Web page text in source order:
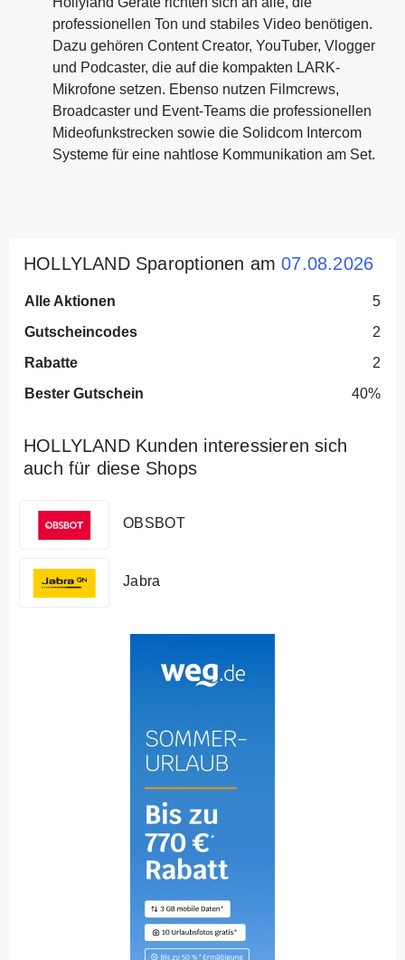
professionellen Ton und stabiles Video benötigen.
Dazu gehören Content Creator, YouTuber, Vlogger
und Podcaster, die auf die kompakten LARK-
Mikrofone setzen. Ebenso nutzen Filmcrews,
Broadcaster und Event-Teams die professionellen
Mideofunkstrecken sowie die Solidcom Intercom
Systeme für eine nahtlose Kommunikation am Set.
HOLLYLAND Sparoptionen am07.08.2026
Alle Aktionen
5
Gutscheincodes
2
Rabatte
2
Bester Gutschein
40%
HOLLYLAND Kunden interessieren sich
auch für diese Shops
OBSBOT
Jabra